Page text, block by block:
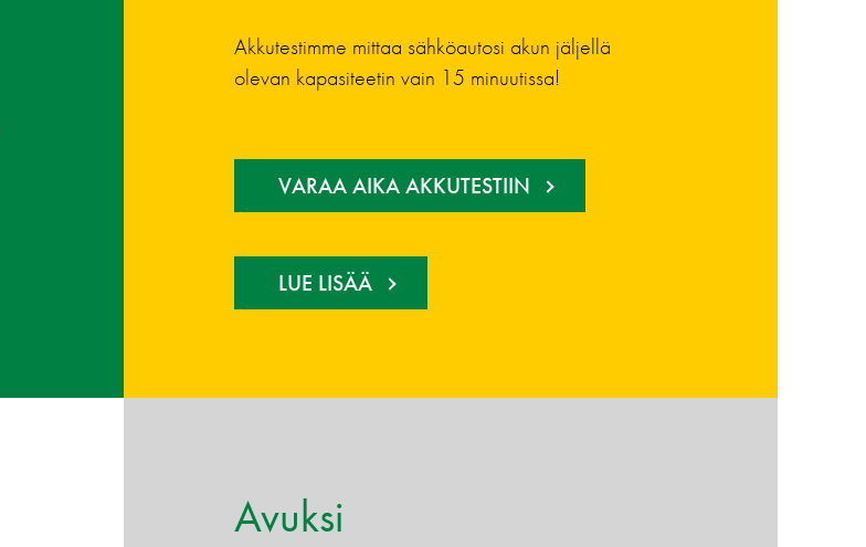
Akkutestimme mittaa sähköautosi akun jäljellä
olevan kapasiteetin vain 15 minuutissa!
VARAA AIKA AKKUTESTIIN
LUE LISÄÄ
Avuksi